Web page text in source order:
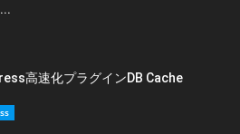
高速化プラグインDB Cache